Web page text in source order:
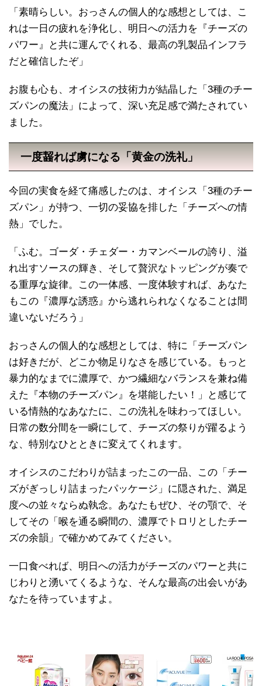
「素晴らしい。おっさんの個人的な感想としては、こ
れは一日の疲れを浄化し、明日への活力を『チーズの
パワー』と共に運んでくれる、最高の乳製品インフラ
だと確信したぞ」
お腹も心も、オイシスの技術力が結晶した「3種のチー
ズパンの魔法」によって、深い充足感で満たされてい
ました。
一度齧れば虜になる「黄金の洗礼」
今回の実食を経て痛感したのは、オイシス「3種のチー
ズパン」が持つ、一切の妥協を排した「チーズへの情
熱」でした。
「ふむ。ゴーダ・チェダー・カマンベールの誇り、溢
れ出すソースの輝き、そして贅沢なトッピングが奏で
る重厚な旋律。この一体感、一度体験すれば、あなた
もこの『濃厚な誘惑』から逃れられなくなることは間
違いないだろう」
おっさんの個人的な感想としては、特に「チーズパン
は好きだが、どこか物足りなさを感じている。もっと
暴力的なまでに濃厚で、かつ繊細なバランスを兼ね備
えた『本物のチーズパン』を堪能したい！」と感じて
いる情熱的なあなたに、この洗礼を味わってほしい。
日常の数分間を一瞬にして、チーズの祭りが躍るよう
な、特別なひとときに変えてくれます。
オイシスのこだわりが詰まったこの一品、この「チー
ズがぎっしり詰まったパッケージ」に隠された、満足
度への並々ならぬ執念。あなたもぜひ、その顎で、そ
してその「喉を通る瞬間の、濃厚でトロリとしたチー
ズの余韻」で確かめてみてください。
一口食べれば、明日への活力がチーズのパワーと共に
じわりと湧いてくるような、そんな最高の出会いがあ
なたを待っていますよ。